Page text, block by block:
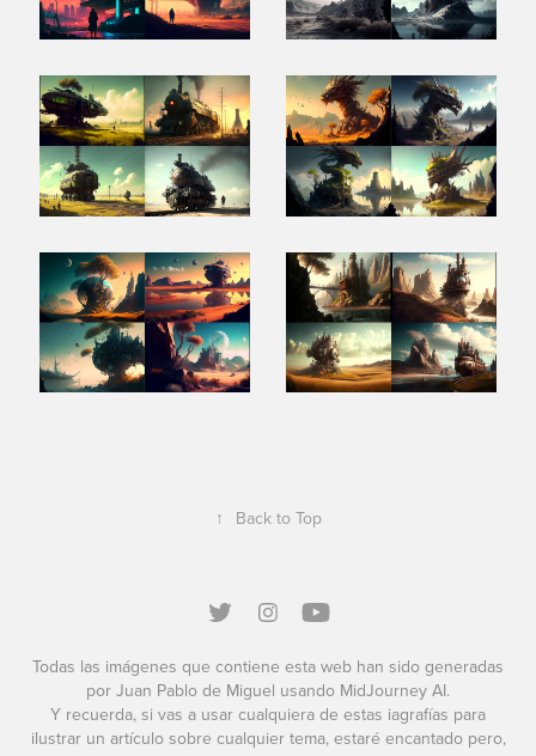
↑ Back to Top
Todas las imágenes que contiene esta web han sido generadas
por Juan Pablo de Miguel usando MidJourney AI.
Y recuerda, si vas a usar cualquiera de estas iagrafías para
ilustrar un artículo sobre cualquier tema, estaré encantado pero,